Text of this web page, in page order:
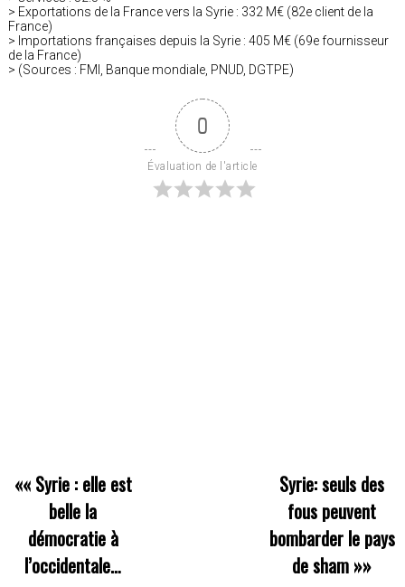
> Exportations de la France vers la Syrie : 332 M€ (82e client de la
France)
> Importations françaises depuis la Syrie : 405 M€ (69e fournisseur
de la France)
> (Sources : FMI, Banque mondiale, PNUD, DGTPE)
0
Évaluation de l'article
«« Syrie : elle est
belle la
démocratie à
l’occidentale…
Syrie: seuls des
fous peuvent
bombarder le pays
de sham »»